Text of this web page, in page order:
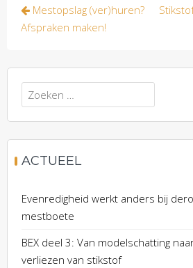
Bericht
navigatie
Mestopslag (ver)huren?
Afspraken maken!
Zoeken
naar:
ACTUEEL
Evenredigheid werkt anders bij
mestboete
BEX deel 3: Van modelschatting
verliezen van stikstof